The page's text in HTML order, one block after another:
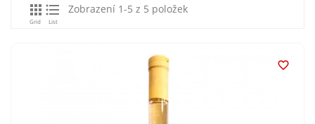

Grid

List
Zobrazení 1-5 z 5 položek
